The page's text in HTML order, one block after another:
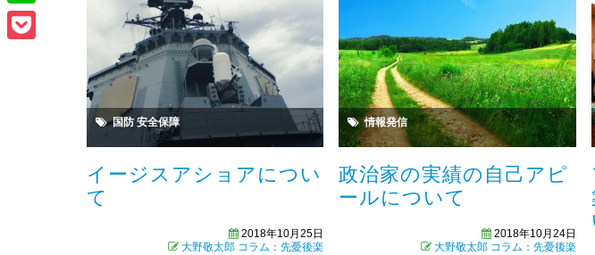
国防 安全保障
イージスアショアについ
て
2018年10月25日
大野敬太郎 コラム：先憂後楽
情報発信
政治家の実績の自己アピ
ールについて
2018年10月24日
大野敬太郎 コラム：先憂後楽
Line